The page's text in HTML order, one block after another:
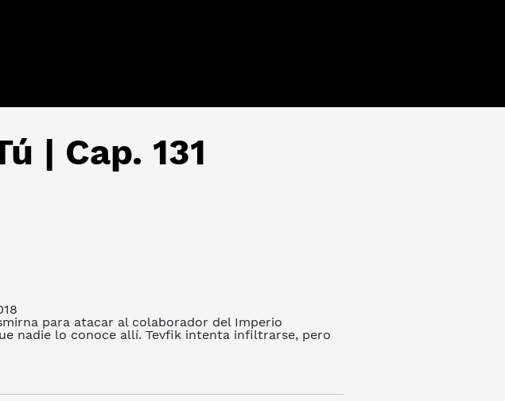
| Cap. 131
para atacar al colaborador del Imperio
nadie lo conoce allí. Tevfik intenta infiltrarse, pero